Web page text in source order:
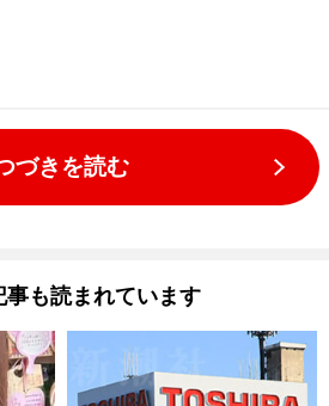
づきを読む
事も読まれています